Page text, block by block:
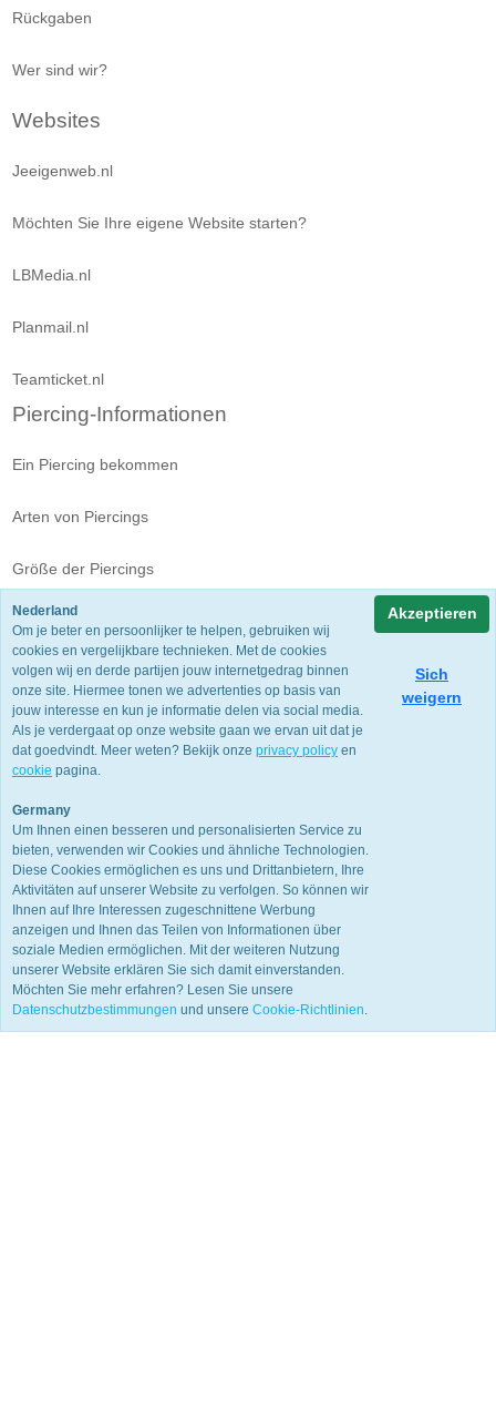
Rückgaben
Wer sind wir?
Websites
Jeeigenweb.nl
Möchten Sie Ihre eigene Website starten?
LBMedia.nl
Planmail.nl
Teamticket.nl
Piercing-Informationen
Ein Piercing bekommen
Arten von Piercings
Größe der Piercings
Piercing-Blog
Videos Piercings
Öffnungszeiten
Gästebuch
Nederland
Om je beter en persoonlijker te helpen, gebruiken wij
cookies en vergelijkbare technieken. Met de cookies
volgen wij en derde partijen jouw internetgedrag binnen
onze site. Hiermee tonen we advertenties op basis van
jouw interesse en kun je informatie delen via social media.
Als je verdergaat op onze website gaan we ervan uit dat je
dat goedvindt. Meer weten? Bekijk onze privacy policy en
cookie pagina.
Germany
Um Ihnen einen besseren und personalisierten Service zu
bieten, verwenden wir Cookies und ähnliche Technologien.
Diese Cookies ermöglichen es uns und Drittanbietern, Ihre
Aktivitäten auf unserer Website zu verfolgen. So können wir
Ihnen auf Ihre Interessen zugeschnittene Werbung
anzeigen und Ihnen das Teilen von Informationen über
soziale Medien ermöglichen. Mit der weiteren Nutzung
unserer Website erklären Sie sich damit einverstanden.
Möchten Sie mehr erfahren? Lesen Sie unsere
Datenschutzbestimmungen und unsere Cookie-Richtlinien.
Akzeptieren
Sich
weigern